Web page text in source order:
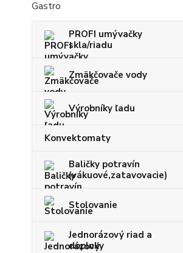
Gastro
PROFI umývačky
skla/riadu
Zmäkčovače vody
Výrobníky ľadu
Konvektomaty
Baličky potravín
(vákuové,zatavovacie)
Stolovanie
Jednorázový riad a
doplnky